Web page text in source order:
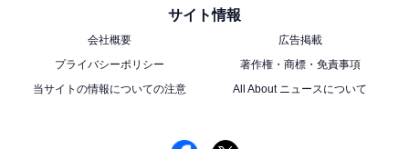
サイト情報
会社概要
広告掲載
プライバシーポリシー
著作権・商標・免責事項
当サイトの情報についての注意
All About ニュースについて